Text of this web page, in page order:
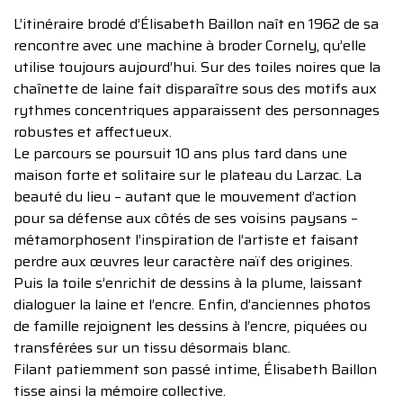
L’itinéraire brodé d’Élisabeth Baillon naît en 1962 de sa
rencontre avec une machine à broder Cornely, qu’elle
utilise toujours aujourd’hui. Sur des toiles noires que la
chaînette de laine fait disparaître sous des motifs aux
rythmes concentriques apparaissent des personnages
robustes et affectueux.
Le parcours se poursuit 10 ans plus tard dans une
maison forte et solitaire sur le plateau du Larzac. La
beauté du lieu – autant que le mouvement d’action
pour sa défense aux côtés de ses voisins paysans –
métamorphosent l’inspiration de l’artiste et faisant
perdre aux œuvres leur caractère naïf des origines.
Puis la toile s’enrichit de dessins à la plume, laissant
dialoguer la laine et l’encre. Enfin, d’anciennes photos
de famille rejoignent les dessins à l’encre, piquées ou
transférées sur un tissu désormais blanc.
Filant patiemment son passé intime, Élisabeth Baillon
tisse ainsi la mémoire collective.